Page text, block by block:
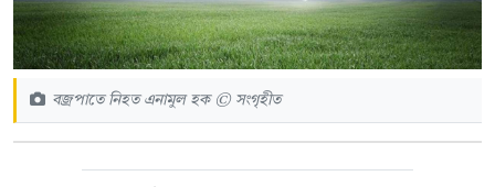
বজ্রপাতে নিহত এনামুল হক © সংগৃহীত